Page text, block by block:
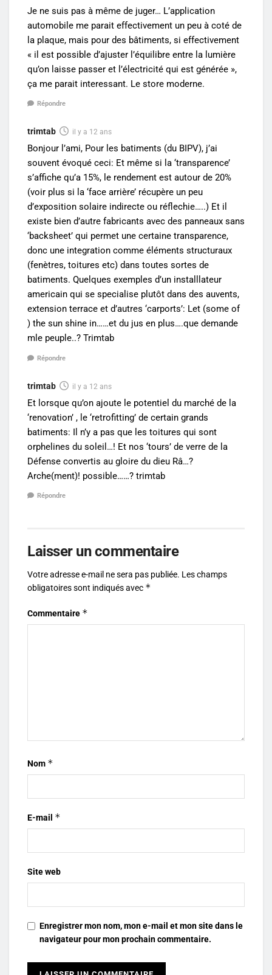
Je ne suis pas à même de juger… L’application
automobile me parait effectivement un peu à coté de
la plaque, mais pour des bâtiments, si effectivement
« il est possible d’ajuster l’équilibre entre la lumière
qu’on laisse passer et l’électricité qui est générée »,
ça me parait interessant. Le store moderne.
Répondre
trimtab il y a 12 ans
Bonjour l’ami, Pour les batiments (du BIPV), j’ai
souvent évoqué ceci: Et même si la ‘transparence’
s’affiche qu’a 15%, le rendement est autour de 20%
(voir plus si la ‘face arrière’ récupère un peu
d’exposition solaire indirecte ou réflechie…..) Et il
existe bien d’autre fabricants avec des panneaux sans
‘backsheet’ qui permet une certaine transparence,
donc une integration comme éléments structuraux
(fenètres, toitures etc) dans toutes sortes de
batiments. Quelques exemples d’un installlateur
americain qui se specialise plutôt dans des auvents,
extension terrace et d’autres ‘carports’: Let (some of
) the sun shine in……et du jus en plus….que demande
mle peuple..? Trimtab
Répondre
trimtab il y a 12 ans
Et lorsque qu’on ajoute le potentiel du marché de la
‘renovation’ , le ‘retrofitting’ de certain grands
batiments: Il n’y a pas que les toitures qui sont
orphelines du soleil…! Et nos ‘tours’ de verre de la
Défense convertis au gloire du dieu Râ…?
Arche(ment)! possible……? trimtab
Répondre
Laisser un commentaire
Votre adresse e-mail ne sera pas publiée. Les champs
obligatoires sont indiqués avec *
Commentaire *
Nom *
E-mail *
Site web
Enregistrer mon nom, mon e-mail et mon site dans le
navigateur pour mon prochain commentaire.